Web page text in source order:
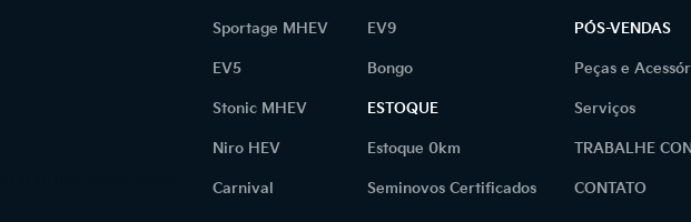
Sportage MHEV
EV5
Stonic MHEV
Niro HEV
Carnival
EV9
Bongo
ESTOQUE
Estoque 0km
Seminovos Certificados
PÓS-VENDAS
Peças e
Serviços
TRABALHE
CONTATO